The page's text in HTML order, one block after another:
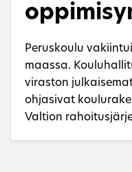
Peruskoulu
maassa.
viraston
ohjasivat
Valtion